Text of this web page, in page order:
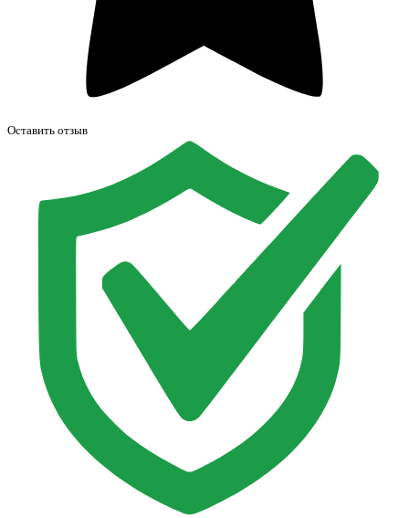
Оставить отзыв